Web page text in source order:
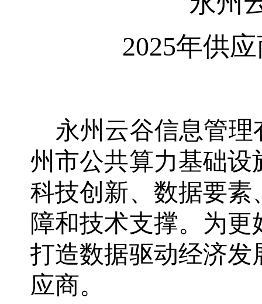
2025年供
永州云谷信息管
州市公共算力基础
科技创新、数据要
障和技术支撑。为
打造数据驱动经济
应商。